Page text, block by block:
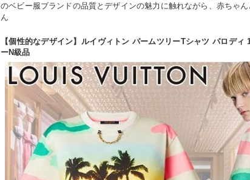
のベビー服ブランドの品質とデザインの魅力に触れながら、赤ちゃ
ん
【個性的なデザイン】​ルイヴィトン パームツリーTシャツ パロディ
ーN級品